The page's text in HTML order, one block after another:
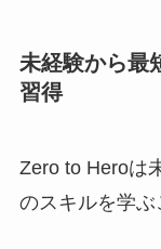
未経験から最
習得
Zero to Heroは
のスキルを学ぶ